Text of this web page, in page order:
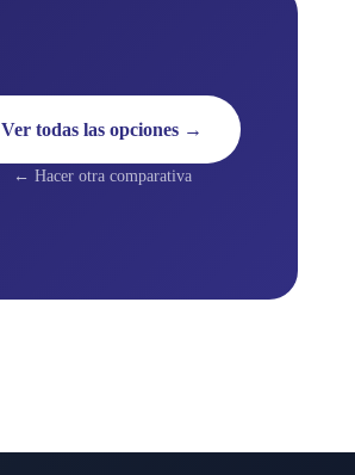
Ver todas las opciones →
← Hacer otra comparativa